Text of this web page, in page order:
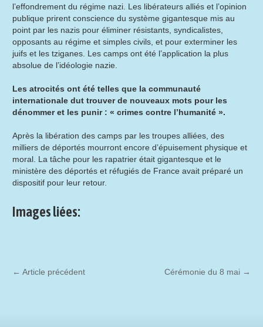
l’effondrement du régime nazi. Les libérateurs alliés et l’opinion
publique prirent conscience du système gigantesque mis au
point par les nazis pour éliminer résistants, syndicalistes,
opposants au régime et simples civils, et pour exterminer les
juifs et les tziganes. Les camps ont été l’application la plus
absolue de l’idéologie nazie.
Les atrocités ont été telles que la communauté
internationale dut trouver de nouveaux mots pour les
dénommer et les punir : « crimes contre l’humanité ».
Après la libération des camps par les troupes alliées, des
milliers de déportés mourront encore d’épuisement physique et
moral. La tâche pour les rapatrier était gigantesque et le
ministère des déportés et réfugiés de France avait préparé un
dispositif pour leur retour.
Images liées:
← Article précédent Cérémonie du 8 mai →